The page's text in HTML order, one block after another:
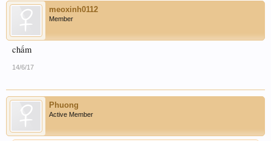
meoxinh0112
Member
chấm
14/6/17
Phuong
Active Member